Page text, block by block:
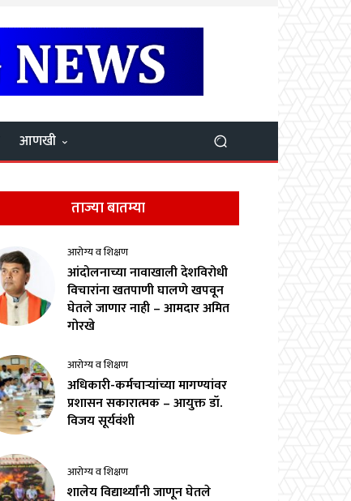
आणखी
ताज्या बातम्या
आरोग्य व शिक्षण
आंदोलनाच्या नावाखाली देशविरोधी
विचारांना खतपाणी घालणे खपवून
घेतले जाणार नाही – आमदार अमित
गोरखे
आरोग्य व शिक्षण
अधिकारी-कर्मचाऱ्यांच्या मागण्यांवर
प्रशासन सकारात्मक – आयुक्त डॉ.
विजय सूर्यवंशी
आरोग्य व शिक्षण
शालेय विद्यार्थ्यांनी जाणून घेतले